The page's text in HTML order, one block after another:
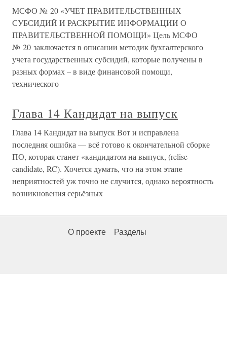
МСФО № 20 «УЧЕТ ПРАВИТЕЛЬСТВЕННЫХ
СУБСИДИЙ И РАСКРЫТИЕ ИНФОРМАЦИИ О
ПРАВИТЕЛЬСТВЕННОЙ ПОМОЩИ» Цель МСФО
№ 20 заключается в описании методик бухгалтерского
учета государственных субсидий, которые получены в
разных формах – в виде финансовой помощи,
технического
Глава 14 Кандидат на выпуск
Глава 14 Кандидат на выпуск Вот и исправлена
последняя ошибка — всё готово к окончательной сборке
ПО, которая станет «кандидатом на выпуск, (relise
candidate, RC). Хочется думать, что на этом этапе
неприятностей уж точно не случится, однако вероятность
возникновения серьёзных
О проекте Разделы